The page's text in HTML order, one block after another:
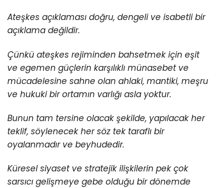
Ateşkes açıklaması doğru, dengeli ve isabetli bir
açıklama değildir.
Çünkü ateşkes rejiminden bahsetmek için eşit
ve egemen güçlerin karşılıklı münasebet ve
mücadelesine sahne olan ahlaki, mantiki, meşru
ve hukuki bir ortamın varlığı asla yoktur.
Bunun tam tersine olacak şekilde, yapılacak her
teklif, söylenecek her söz tek taraflı bir
oyalanmadır ve beyhudedir.
Küresel siyaset ve stratejik ilişkilerin pek çok
sarsıcı gelişmeye gebe olduğu bir dönemde